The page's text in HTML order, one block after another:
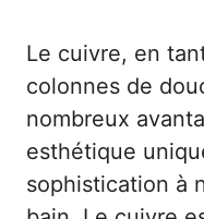
Le cuivre, en
colonnes de
nombreux
esthétique
sophistication à